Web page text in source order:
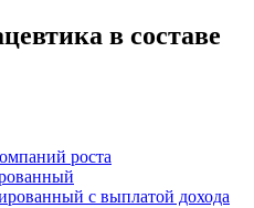
в составе
роста
с выплатой дохода